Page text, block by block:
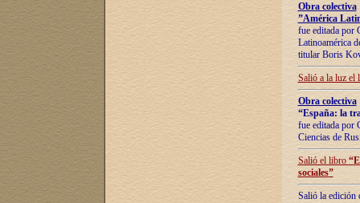
Obra colectiva
”América
fue editada por
Latinoamérica
titular Boris
Salió a la luz el
Obra colectiva
“España: la
fue editada por
Ciencias de
Salió el libro “
sociales”
Salió la edición